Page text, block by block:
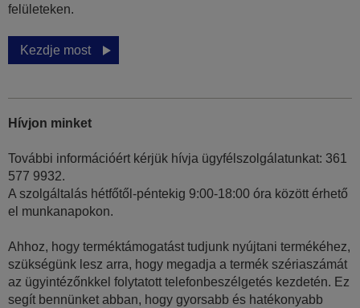
felületeken.
Kezdje most
Hívjon minket
További információért kérjük hívja ügyfélszolgálatunkat: 361
577 9932.
A szolgáltalás hétfőtől-péntekig 9:00-18:00 óra között érhető
el munkanapokon.
Ahhoz, hogy terméktámogatást tudjunk nyújtani termékéhez,
szükségünk lesz arra, hogy megadja a termék szériaszámát
az ügyintézőnkkel folytatott telefonbeszélgetés kezdetén. Ez
segít bennünket abban, hogy gyorsabb és hatékonyabb